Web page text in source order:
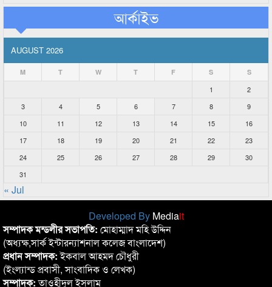
আর্কাইভ
AUGUST 2026
M T W T F S S
1
2
3
4 5 6 7 8
9
10
11 12 13 14 15
16
17
18 19 20 21 22
23
24
25 26 27 28 29
30
31
« Jul
Developed By Mediait
সম্পাদক মন্ডলীর সভাপতি: মোহাম্মাদ মহি উদ্দিন
(অধ্যক্ষ,সার্ক ইন্টারন্যাশনাল কলেজ বাংলাদেশ)
প্রধান সম্পাদক:ইকবাল আহমদ চৌধুরী
(ইংল্যান্ড প্রবাসী, সাংবাদিক ও লেখক)
সম্পাদক:তাওহীদুল ইসলাম